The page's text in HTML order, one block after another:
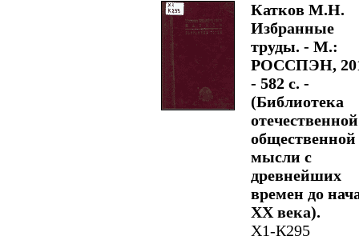
Катков М.Н.
Избранные
труды. - М.:
РОССПЭН,
- 582 с. -
(Библиотека
отечественной
общественной
мысли с
древнейших
времен до
XX века).
Х1-К295